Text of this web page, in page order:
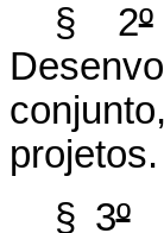
§ 2º
projetos.
§ 3º